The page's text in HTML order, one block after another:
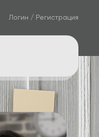
Логин / Регистрация